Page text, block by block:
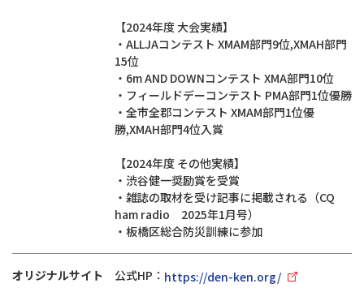
【2024年度 大会実績】
・ALLJAコンテスト XMAM部門9位,XMAH部門
15位
・6m AND DOWNコンテスト XMA部門10位
・フィールドデーコンテスト PMA部門1位優勝
・全市全郡コンテスト XMAM部門1位優
勝,XMAH部門4位入賞
【2024年度 その他実績】
・渋谷健一奨励賞を受賞
・雑誌の取材を受け記事に掲載される（CQ
ham radio 2025年1月号）
・板橋区総合防災訓練に参加
オリジナルサイト 公式HP： https://den-ken.org/